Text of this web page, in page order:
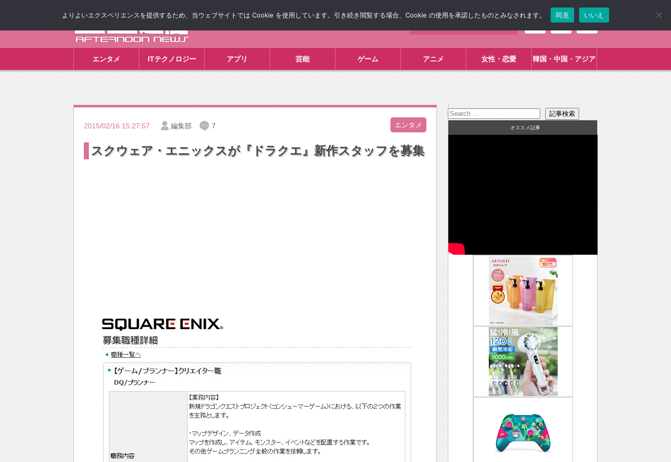
エンタメ ITテクノロジー アプリ 芸能 ゲーム アニメ 女性・恋愛 韓国・中国・アジア
2015/02/16 15:27:57 編集部 7 エンタメ
スクウェア・エニックスが『ドラクエ』新作スタッフを募集
:
オススメ記事
よりよいエクスペリエンスを提供するため、当ウェブサイトでは Cookie を使用しています。引き続き閲覧する場合、Cookie の使用を承諾したものとみなされます。 同意 いいえ